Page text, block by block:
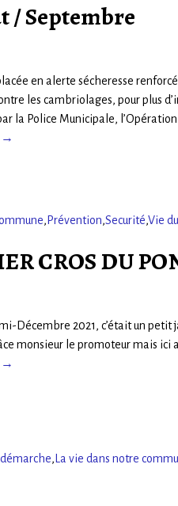
/ Septembre
en alerte sécheresse
les cambriolages, pour plus
la Police Municipale,
→
, Prévention,Securité,Vie
CROS DU
Décembre 2021, c’était un
monsieur le promoteur mais
→
démarche, La vie dans notre